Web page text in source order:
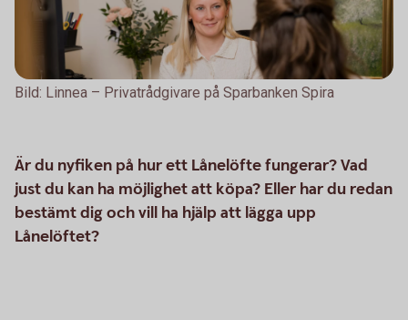
Bild: Linnea – Privatrådgivare på Sparbanken Spira
Är du nyfiken på hur ett Lånelöfte fungerar? Vad
just du kan ha möjlighet att köpa? Eller har du redan
bestämt dig och vill ha hjälp att lägga upp
Lånelöftet?